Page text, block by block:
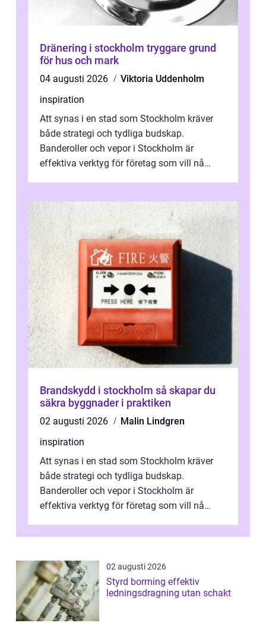
Dränering i stockholm tryggare grund
för hus och mark
04 augusti 2026
Viktoria Uddenholm
inspiration
Att synas i en stad som Stockholm kräver
både strategi och tydliga budskap.
Banderoller och vepor i Stockholm är
effektiva verktyg för företag som vill nå
Brandskydd i stockholm så skapar du
säkra byggnader i praktiken
02 augusti 2026
Malin Lindgren
inspiration
Att synas i en stad som Stockholm kräver
både strategi och tydliga budskap.
Banderoller och vepor i Stockholm är
effektiva verktyg för företag som vill nå
02 augusti 2026
Styrd borrning effektiv
ledningsdragning utan schakt